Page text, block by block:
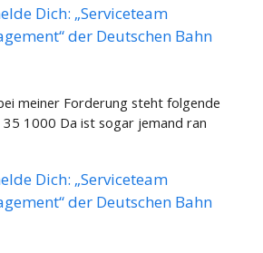
Dich: „Serviceteam
der Deutschen Bahn
meiner Forderung steht folgende
1000 Da ist sogar jemand ran
Dich: „Serviceteam
der Deutschen Bahn